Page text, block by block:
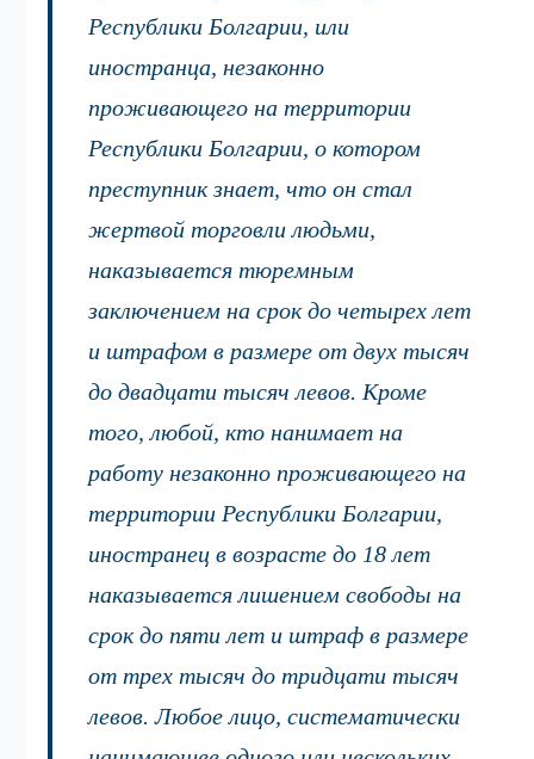
Республики Болгарии, или
иностранца, незаконно
проживающего на территории
Республики Болгарии, о котором
преступник знает, что он стал
жертвой торговли людьми,
наказывается тюремным
заключением на срок до четырех лет
и штрафом в размере от двух тысяч
до двадцати тысяч левов. Кроме
того, любой, кто нанимает на
работу незаконно проживающего на
территории Республики Болгарии,
иностранец в возрасте до 18 лет
наказывается лишением свободы на
срок до пяти лет и штраф в размере
от трех тысяч до тридцати тысяч
левов. Любое лицо, систематически